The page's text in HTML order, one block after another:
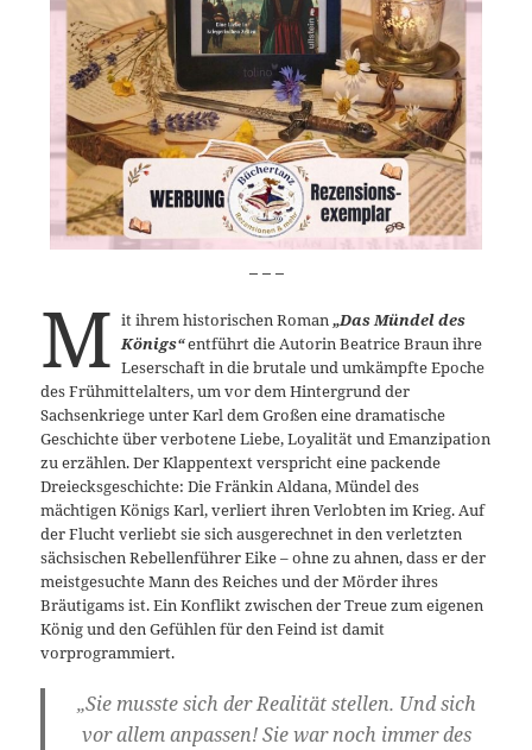
M it ihrem historischen Roman „Das Mündel des
Königs“entführt die Autorin Beatrice Braun ihre
Leserschaft in die brutale und umkämpfte Epoche
des Frühmittelalters, um vor dem Hintergrund der
Sachsenkriege unter Karl dem Großen eine dramatische
Geschichte über verbotene Liebe, Loyalität und Emanzipation
zu erzählen. Der Klappentext verspricht eine packende
Dreiecksgeschichte: Die Fränkin Aldana, Mündel des
mächtigen Königs Karl, verliert ihren Verlobten im Krieg. Auf
der Flucht verliebt sie sich ausgerechnet in den verletzten
sächsischen Rebellenführer Eike – ohne zu ahnen, dass er der
meistgesuchte Mann des Reiches und der Mörder ihres
Bräutigams ist. Ein Konflikt zwischen der Treue zum eigenen
König und den Gefühlen für den Feind ist damit
vorprogrammiert.
„Sie musste sich der Realität stellen. Und sich
vor allem anpassen! Sie war noch immer des